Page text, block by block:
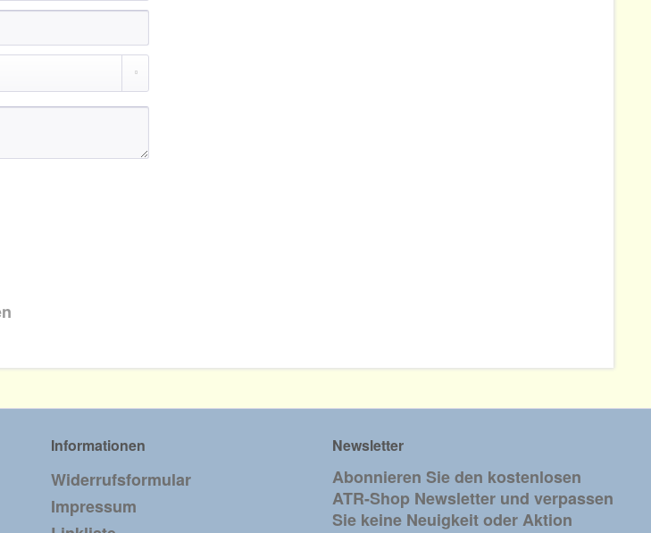
Informationen
Widerrufsformular
Impressum
Newsletter
Abonnieren Sie den kostenlosen
ATR-Shop Newsletter und verpassen
Sie keine Neuigkeit oder Aktion